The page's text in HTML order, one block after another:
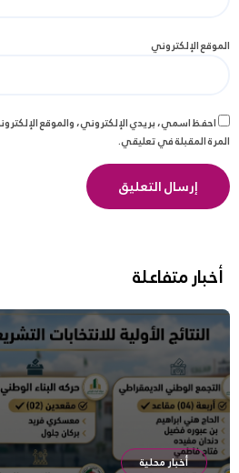
الموقع الإلكتروني
احفظ اسمي، بريدي الإلكتروني، والموقع
المرة المقبلة في تعليقي.
أخبار متفاعلة
أخبار محلية